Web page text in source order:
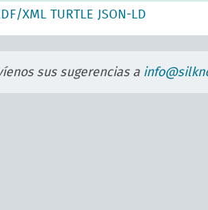
XML TURTLE JSON-LD
sus sugerencias a